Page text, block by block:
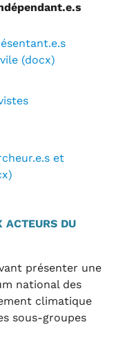
(docx)
et
ACTEURS DU
présenter une
national des
climatique
sous-groupes